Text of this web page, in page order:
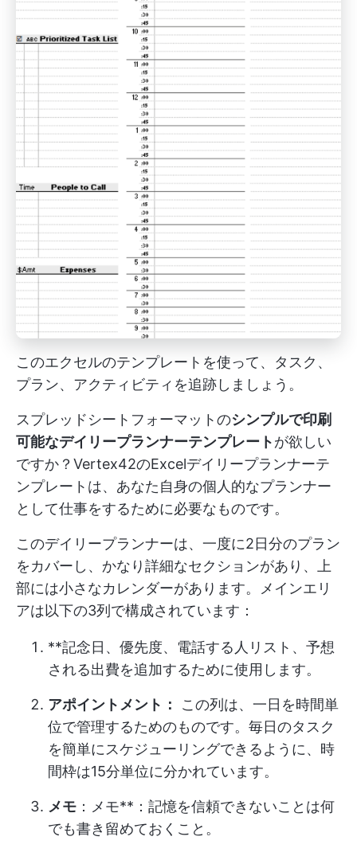
このエクセルのテンプレートを使って、タスク、
プラン、アクティビティを追跡しましょう。
スプレッドシートフォーマットのシンプルで印刷
可能なデイリープランナーテンプレートが欲しい
ですか？Vertex42のExcelデイリープランナーテ
ンプレートは、あなた自身の個人的なプランナー
として仕事をするために必要なものです。
このデイリープランナーは、一度に2日分のプラン
をカバーし、かなり詳細なセクションがあり、上
部には小さなカレンダーがあります。メインエリ
アは以下の3列で構成されています：
**記念日、優先度、電話する人リスト、予想
される出費を追加するために使用します。
アポイントメント：
この列は、一日を時間単
位で管理するためのものです。毎日のタスク
を簡単にスケジューリングできるように、時
間枠は15分単位に分かれています。
メモ ：メモ**：記憶を信頼できないことは何
でも書き留めておくこと。